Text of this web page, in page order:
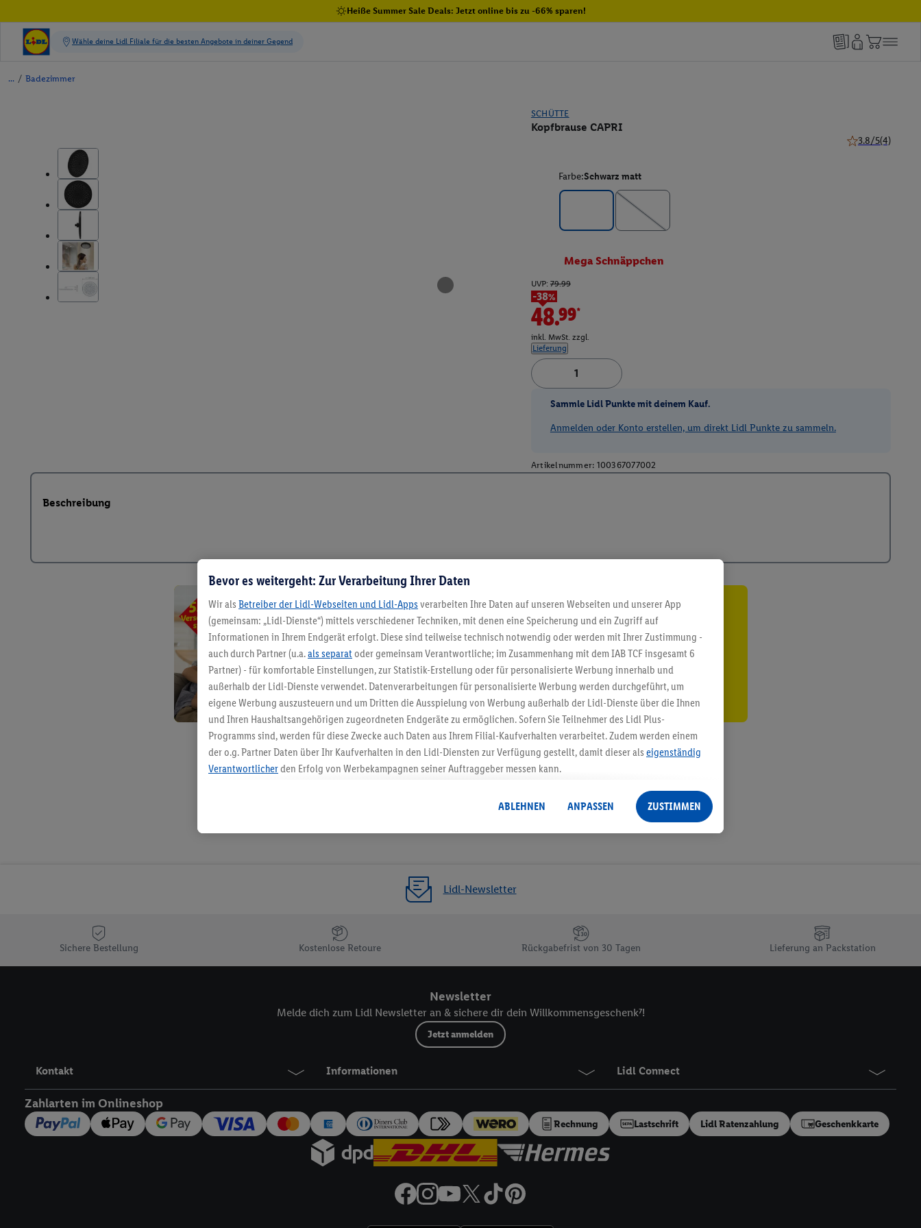
Heiße Summer Sale Deals: Jetzt online bis zu -66% sparen!
/ Badezimmer
SCHÜTTE
Kopfbrause CAPRI
3.8/5(4)
Farbe:Schwarz matt
Mega Schnäppchen
UVP: 79.99
-38%
48.99*
inkl. MwSt. zzgl.
Lieferung
Sammle Lidl Punkte mit deinem Kauf.
Anmelden oder Konto erstellen, um direkt Lidl Punkte zu sammeln.
Artikelnummer: 100367077002
Beschreibung
5.95 € Versand sparen³²ᵃ
Jetzt zum Newsletter anmelden
Gutschein sichern!
Lidl-Newsletter
Sichere Bestellung Kostenlose Retoure Rückgabefrist von 30 Tagen Lieferung an Packstation
Newsletter
Melde dich zum Lidl Newsletter an & sichere dir dein Willkommensgeschenk⁷!
Jetzt anmelden
Kontakt Informationen Lidl Connect
Zahlarten im Onlineshop
Rechnung Lastschrift Lidl Ratenzahlung Geschenkkarte
Bevor es weitergeht: Zur Verarbeitung Ihrer Daten
Wir als Betreiber der Lidl-Webseiten und Lidl-Apps verarbeiten Ihre Daten auf unseren Webseiten und unserer App
(gemeinsam: „Lidl-Dienste“) mittels verschiedener Techniken, mit denen eine Speicherung und ein Zugriff auf
Informationen in Ihrem Endgerät erfolgt. Diese sind teilweise technisch notwendig oder werden mit Ihrer Zustimmung -
auch durch Partner (u.a.als separat oder gemeinsam Verantwortliche; im Zusammenhang mit dem IAB TCF insgesamt 6
Partner) - für komfortable Einstellungen, zur Statistik-Erstellung oder für personalisierte Werbung innerhalb und
außerhalb der Lidl-Dienste verwendet. Datenverarbeitungen für personalisierte Werbung werden durchgeführt, um
eigene Werbung auszusteuern und um Dritten die Ausspielung von Werbung außerhalb der Lidl-Dienste über die Ihnen
und Ihren Haushaltsangehörigen zugeordneten Endgeräte zu ermöglichen. Sofern Sie Teilnehmer des Lidl Plus-
Programms sind, werden für diese Zwecke auch Daten aus Ihrem Filial-Kaufverhalten verarbeitet. Zudem werden einem
der o.g. Partner Daten über Ihr Kaufverhalten in den Lidl-Diensten zur Verfügung gestellt, damit dieser als eigenständig
Verantwortlicherden Erfolg von Werbekampagnen seiner Auftraggeber messen kann.
angereicherten Profilen. Dies umfasst die Zusammenführung von Daten (z.B. über Ihre Nutzung der Lidl-Dienste, Ihr
Kaufverhalten in den Lidl-Diensten, Informationen aus Ihrem Kundenkonto - z.B. Alter oder Geschlecht - sowie Ihre
genauen Standortdaten) auch über verschiedene Endgeräte und Lidl-Dienste hinweg einschließlich dem Speichern von
Erfolgsmessung der Werbung, zur Zielgruppenforschung, zur Entwicklung von Angeboten sowie zur technischen
Sicherung und Optimierung dieser Werbeausspielungen.
Plus-Konto einloggen, kann darüber hinaus auch Ihre dort angegebene E-Mail-Adresse von uns in gemeinsamer
Verantwortlichkeit mit einem der oben genannten Partner verwendet werden, um daraus eine spezielle Online-Kennung
zu erstellen (die sogenannte EUID), die wir sodann ähnlich wie die sogleich beschriebene Utiq-Kennung verwenden
Hierzu wird von uns und einem der anderen oben genannten Partner auch Ihre in einen Hashwert umgewandelte E-Mail-
Adresse in gemeinsamer Verantwortlichkeit verarbeitet.
Zudem erlauben Sie uns, der Utiq SA/NV („Utiq“) und IhremTelekommunikationsnetzbetreiber
den Lidl-Diensten einzusetzen. Utiq prüft zunächst anhand Ihrer IP-Adresse, ob die Technologie für Sie verfügbar ist.
Wenn das der Fall ist, gibt Utiq Ihre IP-Adresse an Ihren Netzbetreiber weiter, der anhand der IP-Adresse und einer
Insbesondere können Sie mittels dieser Technologie auch auf Diensten wiedererkannt werden, die von Dritten betrieben
werden, damit wir Ihnen dort personalisierte Werbung ausspielen können. Sie können Ihre Einwilligung speziell zur
Nutzung der Utiq-Technologie - zusätzlich zur weiter unten erläuterten Möglichkeit, Ihre Einwilligung generell zu
widerrufen - jederzeit auch über das Datenschutzportal von Utiq („consenthub“)oder über „Anpassen“/„Nutzung der
die Lidl-Dienste) widerrufen. Weitere Informationen finden Sie in den Datenschutzbestimmungen von Utiq
ABLEHNEN ANPASSEN ZUSTIMMEN